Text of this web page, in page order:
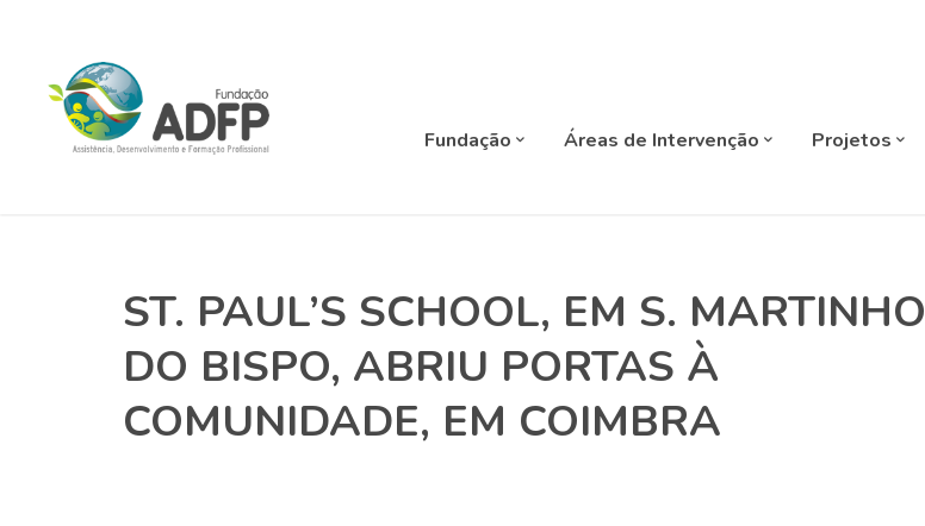
Fundação Áreas de Intervenção Projetos
ST. PAUL’S SCHOOL, EM S. MARTINHO
DO BISPO, ABRIU PORTAS À
COMUNIDADE, EM COIMBRA